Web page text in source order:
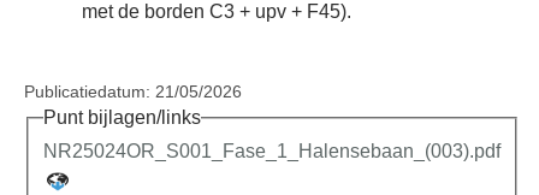
met de borden C3 + upv + F45).
Publicatiedatum: 21/05/2026
Punt bijlagen/links
NR25024OR_S001_Fase_1_Halensebaan_(003).pdf